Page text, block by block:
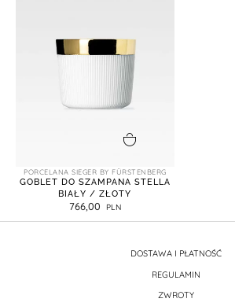
PORCELANA SIEGER BY FÜRSTENBERG
GOBLET DO SZAMPANA STELLA
BIAŁY / ZŁOTY
766,00
DOSTAWA I PŁATNOŚĆ
REGULAMIN
ZWROTY